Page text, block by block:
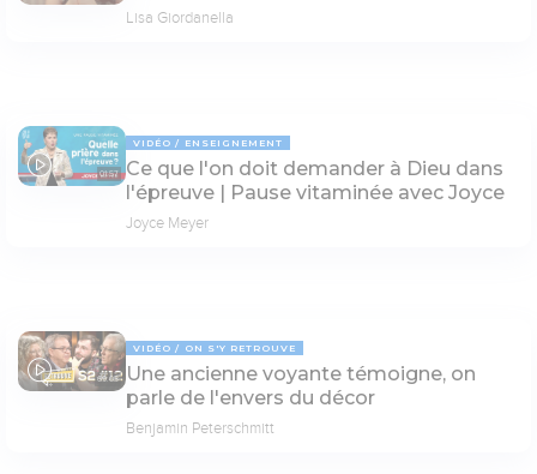
Lisa Giordanella
01:57
VIDÉO ENSEIGNEMENT
Ce que l'on doit demander à Dieu dans
l'épreuve | Pause vitaminée avec Joyce
Joyce Meyer
69:03
VIDÉO ON S'Y RETROUVE
Une ancienne voyante témoigne, on
parle de l'envers du décor
Benjamin Peterschmitt